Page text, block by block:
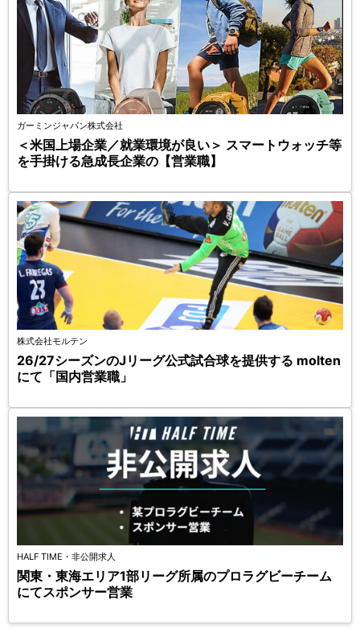
ガーミンジャパン株式会社
＜米国上場企業／就業環境が良い＞ スマートウォッチ等
を手掛ける急成長企業の【営業職】
株式会社モルテン
26/27シーズンのJリーグ公式試合球を提供する molten
にて「国内営業職」
HALF TIME・非公開求人
関東・東海エリア1部リーグ所属のプロラグビーチーム
にてスポンサー営業